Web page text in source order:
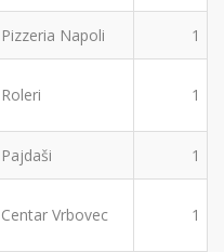
Pizzeria Napoli 1
Roleri 1
Pajdaši 1
Centar Vrbovec 1